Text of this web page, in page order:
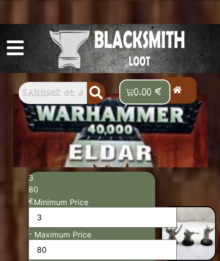
Vos figurines et accessoires Old School
préférés
0.00 €
3
80
€Minimum Price
- Maximum Price
23 résultats affichés